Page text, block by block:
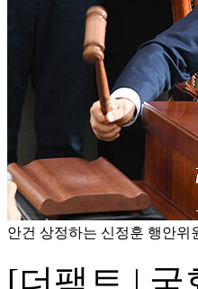
안건 상정하는 신정훈 행안위